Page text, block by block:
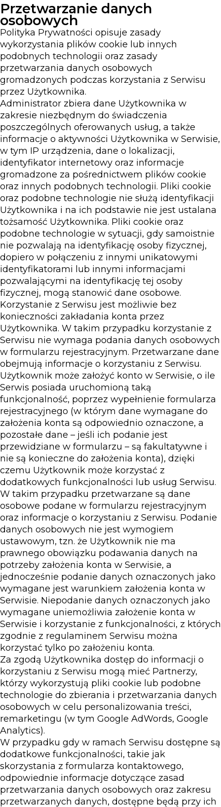
Przetwarzanie danych
osobowych
Polityka Prywatności opisuje zasady
wykorzystania plików cookie lub innych
podobnych technologii oraz zasady
przetwarzania danych osobowych
gromadzonych podczas korzystania z Serwisu
przez Użytkownika.
Administrator zbiera dane Użytkownika w
zakresie niezbędnym do świadczenia
poszczególnych oferowanych usług, a także
informacje o aktywności Użytkownika w Serwisie,
w tym IP urządzenia, dane o lokalizacji,
identyfikator internetowy oraz informacje
gromadzone za pośrednictwem plików cookie
oraz innych podobnych technologii. Pliki cookie
oraz podobne technologie nie służą identyfikacji
Użytkownika i na ich podstawie nie jest ustalana
tożsamość Użytkownika. Pliki cookie oraz
podobne technologie w sytuacji, gdy samoistnie
nie pozwalają na identyfikację osoby fizycznej,
dopiero w połączeniu z innymi unikatowymi
identyfikatorami lub innymi informacjami
pozwalającymi na identyfikację tej osoby
fizycznej, mogą stanowić dane osobowe.
Korzystanie z Serwisu jest możliwie bez
konieczności zakładania konta przez
Użytkownika. W takim przypadku korzystanie z
Serwisu nie wymaga podania danych osobowych
w formularzu rejestracyjnym. Przetwarzane dane
obejmują informacje o korzystaniu z Serwisu.
Użytkownik może założyć konto w Serwisie, o ile
Serwis posiada uruchomioną taką
funkcjonalność, poprzez wypełnienie formularza
rejestracyjnego (w którym dane wymagane do
założenia konta są odpowiednio oznaczone, a
pozostałe dane – jeśli ich podanie jest
przewidziane w formularzu – są fakultatywne i
nie są konieczne do założenia konta), dzięki
czemu Użytkownik może korzystać z
dodatkowych funkcjonalności lub usług Serwisu.
W takim przypadku przetwarzane są dane
osobowe podane w formularzu rejestracyjnym
oraz informacje o korzystaniu z Serwisu. Podanie
danych osobowych nie jest wymogiem
ustawowym, tzn. że Użytkownik nie ma
prawnego obowiązku podawania danych na
potrzeby założenia konta w Serwisie, a
jednocześnie podanie danych oznaczonych jako
wymagane jest warunkiem założenia konta w
Serwisie. Niepodanie danych oznaczonych jako
wymagane uniemożliwia założenie konta w
Serwisie i korzystanie z funkcjonalności, z których
zgodnie z regulaminem Serwisu można
korzystać tylko po założeniu konta.
Za zgodą Użytkownika dostęp do informacji o
korzystaniu z Serwisu mogą mieć Partnerzy,
którzy wykorzystują pliki cookie lub podobne
technologie do zbierania i przetwarzania danych
osobowych w celu personalizowania treści,
remarketingu (w tym Google AdWords, Google
Analytics).
W przypadku gdy w ramach Serwisu dostępne są
dodatkowe funkcjonalności, takie jak
skorzystania z formularza kontaktowego,
odpowiednie informacje dotyczące zasad
przetwarzania danych osobowych oraz zakresu
przetwarzanych danych, dostępne będą przy ich